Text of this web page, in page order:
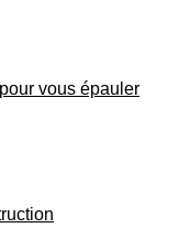
vous épauler